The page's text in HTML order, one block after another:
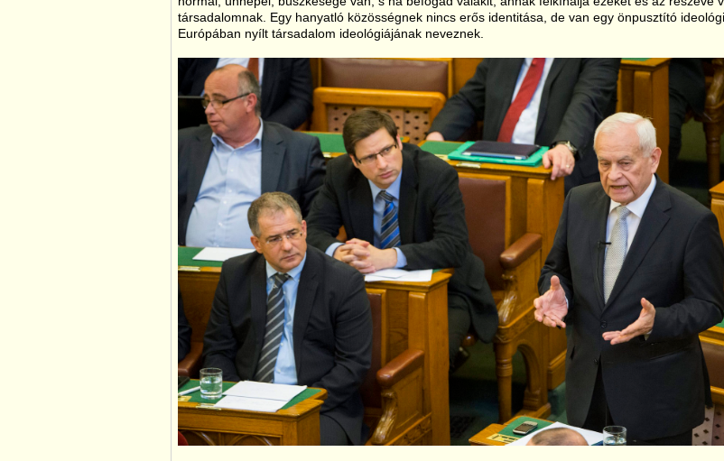
társadalomnak. Egy hanyatló közösségnek nincs erős identitása, de van egy önpusztító
Európában nyílt társadalom ideológiájának neveznek.